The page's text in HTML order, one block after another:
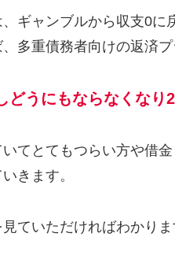
ギャンブルから収支0に
多重債務者向けの返済
どうにもならなくなり
てとてもつらい方や借
きます。
ていただければわかりま